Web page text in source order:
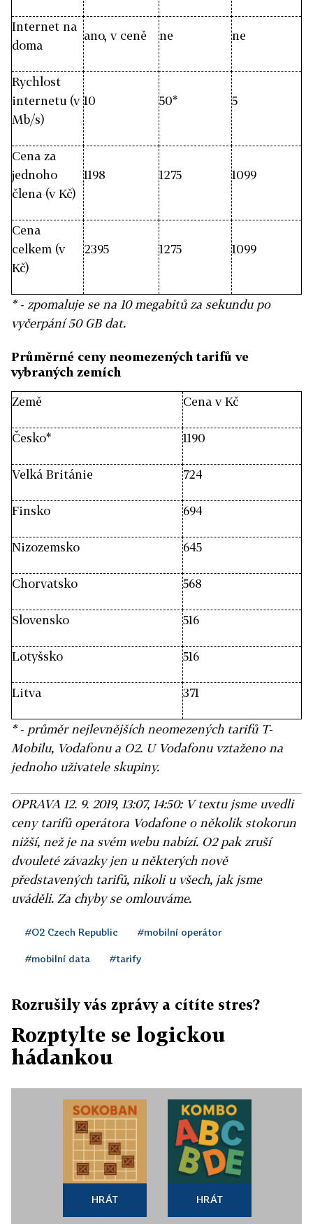
Internet na
doma
ano, v ceně ne ne
Rychlost
internetu (v
Mb/s)
10 50* 5
Cena za
jednoho
člena (v Kč)
1198 1275 1099
Cena
celkem (v
Kč)
2395 1275 1099
* - zpomaluje se na 10 megabitů za sekundu po
vyčerpání 50 GB dat.
Průměrné ceny neomezených tarifů ve
vybraných zemích
Země
Cena v Kč
Česko* 1190
Velká Británie 724
Finsko 694
Nizozemsko 645
Chorvatsko 568
Slovensko 516
Lotyšsko 516
Litva 371
* - průměr nejlevnějších neomezených tarifů T-
Mobilu, Vodafonu a O2. U Vodafonu vztaženo na
jednoho uživatele skupiny.
OPRAVA 12. 9. 2019, 13:07, 14:50: V textu jsme uvedli
ceny tarifů operátora Vodafone o několik stokorun
nižší, než je na svém webu nabízí. O2 pak zruší
dvouleté závazky jen u některých nově
představených tarifů, nikoli u všech, jak jsme
uváděli. Za chyby se omlouváme.
#O2 Czech Republic #mobilní operátor
#mobilní data #tarify
Rozrušily vás zprávy a cítíte stres?
Rozptylte se logickou
hádankou
HRÁT HRÁT